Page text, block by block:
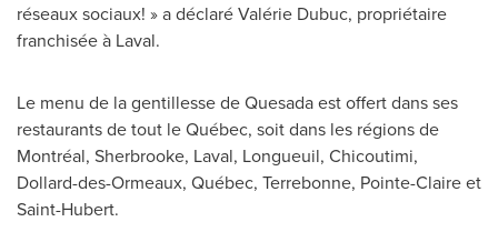
réseaux sociaux! » a déclaré Valérie Dubuc, propriétaire
franchisée à Laval.
Le menu de la gentillesse de Quesada est offert dans ses
restaurants de tout le Québec, soit dans les régions de
Montréal, Sherbrooke, Laval, Longueuil, Chicoutimi,
Dollard-des-Ormeaux, Québec, Terrebonne, Pointe-Claireet
Saint-Hubert.